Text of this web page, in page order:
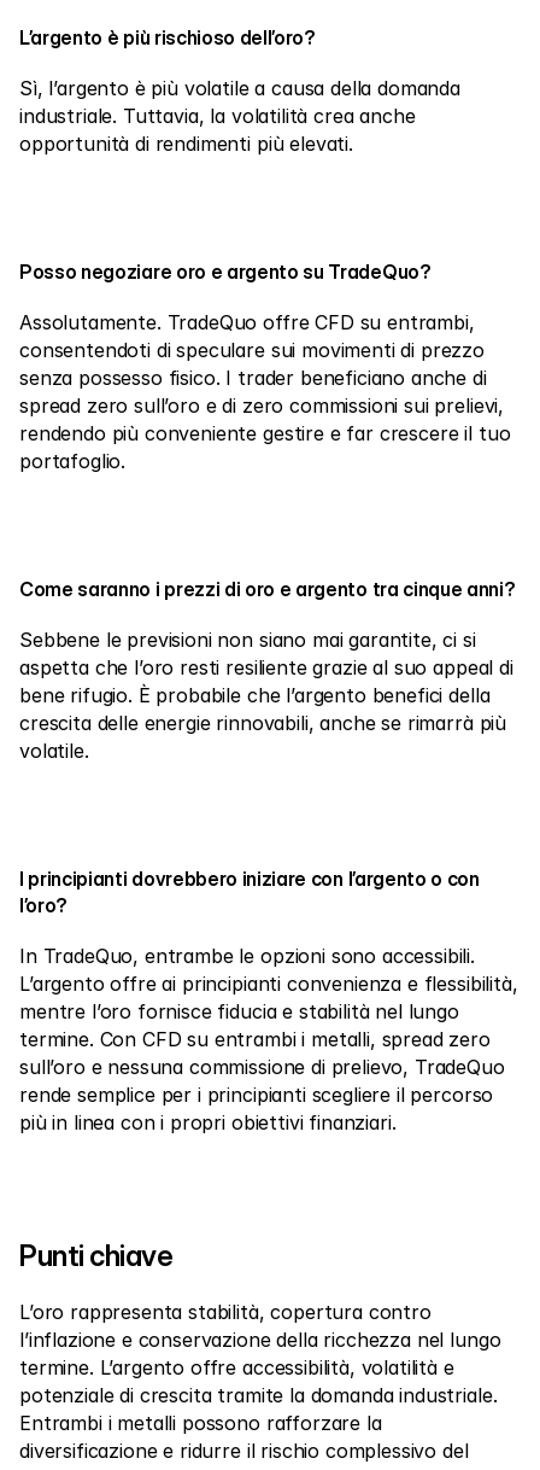
L’argento è più rischioso dell’oro?
Sì, l’argento è più volatile a causa della domanda
industriale. Tuttavia, la volatilità crea anche
opportunità di rendimenti più elevati.
Posso negoziare oro e argento su TradeQuo?
Assolutamente. TradeQuo offre CFD su entrambi,
consentendoti di speculare sui movimenti di prezzo
senza possesso fisico. I trader beneficiano anche di
spread zero sull’oro e di zero commissioni sui prelievi,
rendendo più conveniente gestire e far crescere il tuo
portafoglio.
Come saranno i prezzi di oro e argento tra cinque anni?
Sebbene le previsioni non siano mai garantite, ci si
aspetta che l’oro resti resiliente grazie al suo appeal di
bene rifugio. È probabile che l’argento benefici della
crescita delle energie rinnovabili, anche se rimarrà più
volatile.
I principianti dovrebbero iniziare con l’argento o con
l’oro?
In TradeQuo, entrambe le opzioni sono accessibili.
L’argento offre ai principianti convenienza e flessibilità,
mentre l’oro fornisce fiducia e stabilità nel lungo
termine. Con CFD su entrambi i metalli, spread zero
sull’oro e nessuna commissione di prelievo, TradeQuo
rende semplice per i principianti scegliere il percorso
più in linea con i propri obiettivi finanziari.
Punti chiave
L’oro rappresenta stabilità, copertura contro
l’inflazione e conservazione della ricchezza nel lungo
termine. L’argento offre accessibilità, volatilità e
potenziale di crescita tramite la domanda industriale.
Entrambi i metalli possono rafforzare la
diversificazione e ridurre il rischio complessivo del